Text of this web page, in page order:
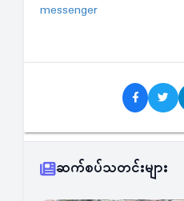
messenger
ဆက်စပ်သတင်းများ